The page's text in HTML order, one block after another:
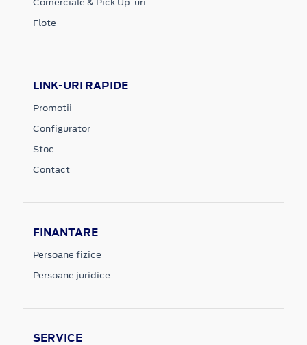
Flote
LINK-URI RAPIDE
Promotii
Configurator
Stoc
Contact
FINANTARE
Persoane fizice
Persoane juridice
SERVICE